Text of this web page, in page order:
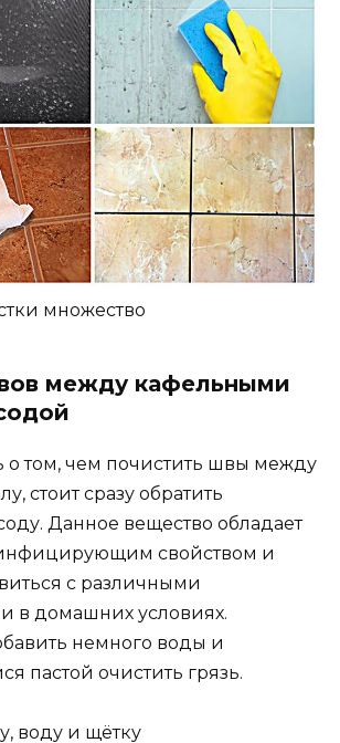
множество
между кафельными
о том, чем почистить швы между
стоит сразу обратить
Данное вещество обладает
свойством и
с различными
в домашних условиях.
немного воды и
пастой очистить грязь.